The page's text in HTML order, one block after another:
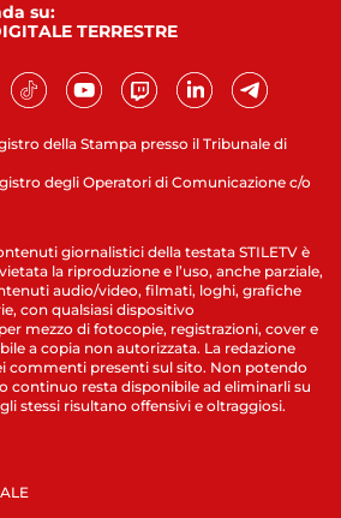
della Stampa presso il Tribunale di
degli Operatori di Comunicazione c/o
su:
TERRESTRE
giornalistici della testata STILETV è
la riproduzione e l’uso, anche parziale,
audio/video, filmati, loghi, grafiche
con qualsiasi dispositivo
mezzo di fotocopie, registrazioni, cover e
a copia non autorizzata. La redazione
commenti presenti sul sito. Non potendo
continuo resta disponibile ad eliminarli su
stessi risultano offensivi e oltraggiosi.